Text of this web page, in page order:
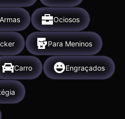
Armas Ociosos
Para Meninos
Carro Engraçados